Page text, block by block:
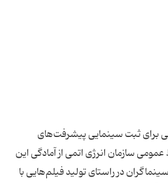
برای ثبت سینمایی پیشرفت‌های
سازمان انرژی اتمی از آمادگی این
در راستای تولید فیلم‌هایی با